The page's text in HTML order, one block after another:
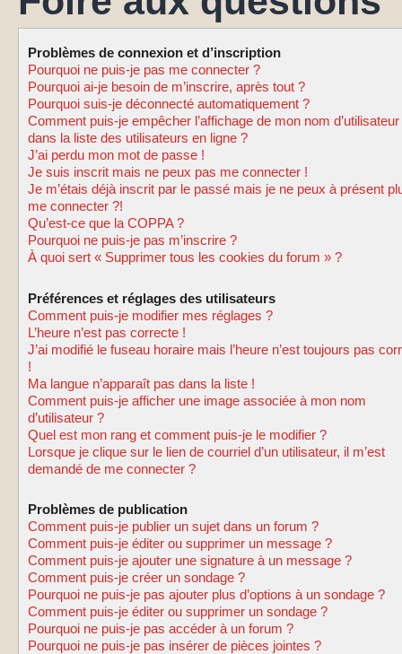
Problèmes de connexion et d’inscription
Pourquoi ne puis-je pas me connecter ?
Pourquoi ai-je besoin de m’inscrire, après tout ?
Pourquoi suis-je déconnecté automatiquement ?
Comment puis-je empêcher l’affichage de mon nom d’utilisateur
dans la liste des utilisateurs en ligne ?
J’ai perdu mon mot de passe !
Je suis inscrit mais ne peux pas me connecter !
Je m’étais déjà inscrit par le passé mais je ne peux à présent
me connecter ?!
Qu’est-ce que la COPPA ?
Pourquoi ne puis-je pas m’inscrire ?
À quoi sert « Supprimer tous les cookies du forum » ?
Préférences et réglages des utilisateurs
Comment puis-je modifier mes réglages ?
L’heure n’est pas correcte !
J’ai modifié le fuseau horaire mais l’heure n’est toujours pas
!
Ma langue n’apparaît pas dans la liste !
Comment puis-je afficher une image associée à mon nom
d’utilisateur ?
Quel est mon rang et comment puis-je le modifier ?
Lorsque je clique sur le lien de courriel d’un utilisateur, il m’est
demandé de me connecter ?
Problèmes de publication
Comment puis-je publier un sujet dans un forum ?
Comment puis-je éditer ou supprimer un message ?
Comment puis-je ajouter une signature à un message ?
Comment puis-je créer un sondage ?
Pourquoi ne puis-je pas ajouter plus d’options à un sondage ?
Comment puis-je éditer ou supprimer un sondage ?
Pourquoi ne puis-je pas accéder à un forum ?
Pourquoi ne puis-je pas insérer de pièces jointes ?